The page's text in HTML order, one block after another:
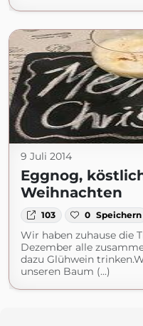
9 Juli 2014
Eggnog,
Weihnachten
103 0 Speichern
Wir haben zuhause die
Dezember alle
dazu Glühwein
unseren Baum (...)